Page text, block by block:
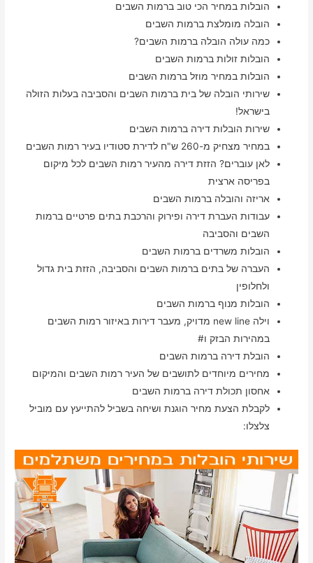
הובלות במחיר הכי טוב ברמות השבים
הובלה מומלצת ברמות השבים
כמה עולה הובלה ברמות השבים?
הובלות זולות ברמות השבים
הובלות במחיר מוזל ברמות השבים
שירותי הובלה של בית ברמות השבים והסביבה בעלות הזולה
בישראל!
שירות הובלות דירה ברמות השבים
במחיר מצחיק מ-260 ש"ח לדירת סטודיו בעיר רמות השבים
לאן עוברים? הזזת דירה מהעיר רמות השבים לכל מיקום
בפריסה ארצית
אריזה והובלה ברמות השבים
עבודות העברת דירה ופירוק והרכבת בתים פרטיים ברמות
השבים והסביבה
הובלות משרדים ברמות השבים
העברה של בתים ברמות השבים והסביבה, הזזת בית גדול
ולחלופין
הובלות מנוף ברמות השבים
וילה new line מדויק, מעבר דירות באיזור רמות השבים
במהירות הבזק ו#
הובלת דירה ברמות השבים
מחירים מיוחדים לתושבים של העיר רמות השבים והמיקום
אחסון תכולת דירה ברמות השבים
לקבלת הצעת מחיר הוגנת ושיחה בשביל להתייעץ עם מוביל
צלצלו: